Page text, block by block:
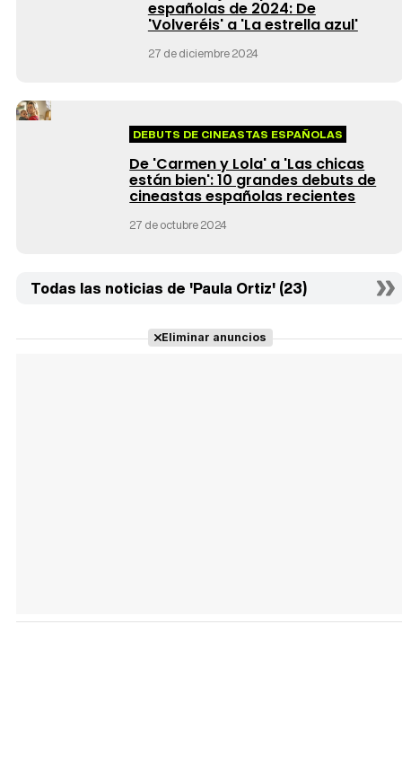
españolas de 2024: De
'Volveréis' a 'La estrella azul'
27 de diciembre 2024
DEBUTS DE CINEASTAS ESPAÑOLAS
De 'Carmen y Lola' a 'Las chicas
están bien': 10 grandes debuts de
cineastas españolas recientes
27 de octubre 2024
Todas las noticias de 'Paula Ortiz' (23)
Eliminar anuncios